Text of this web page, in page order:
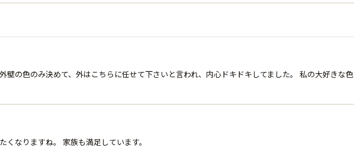
壁の色のみ決めて、外はこちらに任せて下さいと言われ、内心ドキドキしてました。 私の大好きな
くなりますね。 家族も満足しています。